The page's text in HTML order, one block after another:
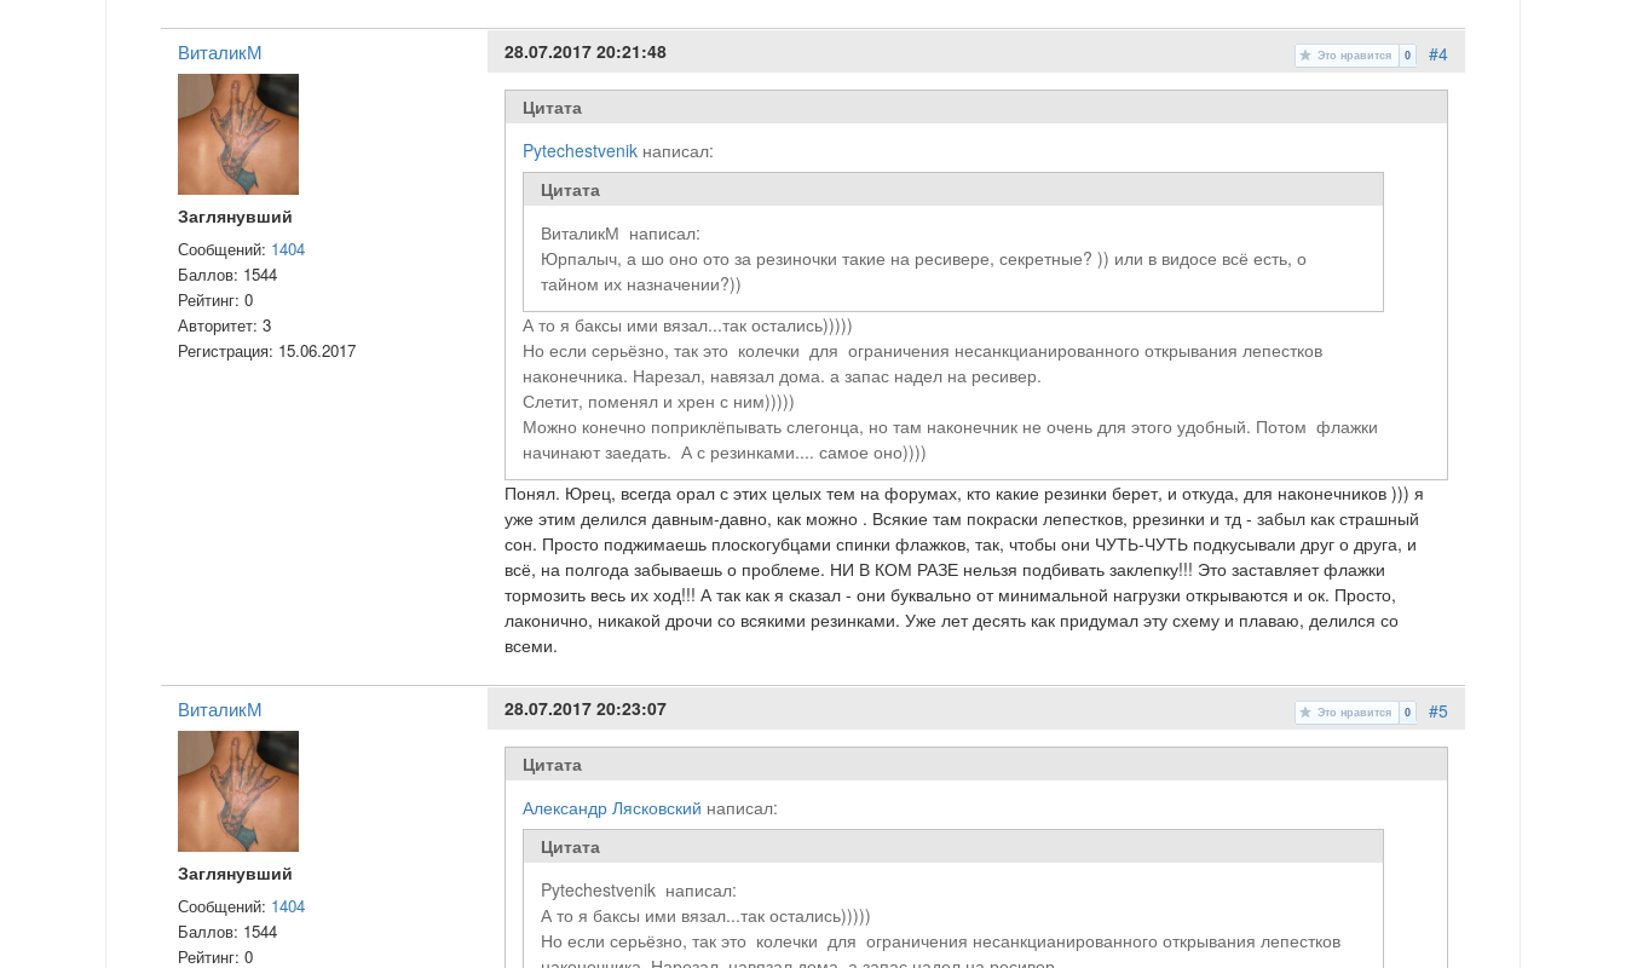
ВиталикМ
Заглянувший
Сообщений: 1404
Баллов: 1544
Рейтинг: 0
Авторитет: 3
Регистрация: 15.06.2017
#4
Это нравится 0
28.07.2017 20:21:48
Цитата
Pytechestvenikнаписал:
Цитата
ВиталикМ написал:
Юрпалыч, а шо оно ото за резиночки такие на ресивере, секретные? )) или в видосе всё есть, о
тайном их назначении?))
А то я баксы ими вязал...так остались)))))
Но если серьёзно, так это колечки для ограничения несанкцианированного открывания лепестков
наконечника. Нарезал, навязал дома. а запас надел на ресивер.
Слетит, поменял и хрен с ним)))))
Можно конечно поприклёпывать слегонца, но там наконечник не очень для этого удобный. Потом флажки
начинают заедать. А с резинками.... самое оно))))
Понял. Юрец, всегда орал с этих целых тем на форумах, кто какие резинки берет, и откуда, для наконечников ))) я
уже этим делился давным-давно, как можно . Всякие там покраски лепестков, ррезинки и тд - забыл как страшный
сон. Просто поджимаешь плоскогубцами спинки флажков, так, чтобы они ЧУТЬ-ЧУТЬ подкусывали друг о друга, и
всё, на полгода забываешь о проблеме. НИ В КОМ РАЗЕ нельзя подбивать заклепку!!! Это заставляет флажки
тормозить весь их ход!!! А так как я сказал - они буквально от минимальной нагрузки открываются и ок. Просто,
лаконично, никакой дрочи со всякими резинками. Уже лет десять как придумал эту схему и плаваю, делился со
всеми.
ВиталикМ
Заглянувший
Сообщений: 1404
Баллов: 1544
Рейтинг: 0
#5
Это нравится 0
28.07.2017 20:23:07
Цитата
Александр Лясковский написал:
Цитата
Pytechestvenik написал:
А то я баксы ими вязал...так остались)))))
Но если серьёзно, так это колечки для ограничения несанкцианированного открывания лепестков